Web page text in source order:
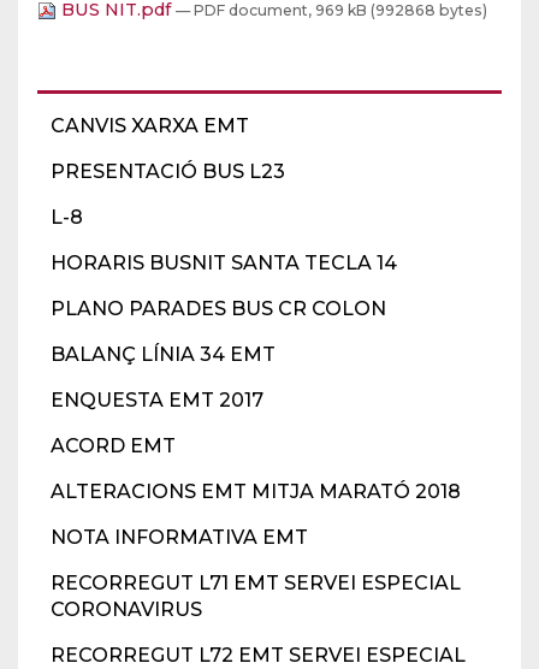
CANVIS XARXA EMT
PRESENTACIÓ BUS L23
L-8
HORARIS BUSNIT SANTA TECLA 14
PLANO PARADES BUS CR COLON
BALANÇ LÍNIA 34 EMT
ENQUESTA EMT 2017
ACORD EMT
ALTERACIONS EMT MITJA MARATÓ 2018
NOTA INFORMATIVA EMT
RECORREGUT L71 EMT SERVEI ESPECIAL
CORONAVIRUS
RECORREGUT L72 EMT SERVEI ESPECIAL
BUS NIT.pdf — PDF document, 969 kB (992868 bytes)